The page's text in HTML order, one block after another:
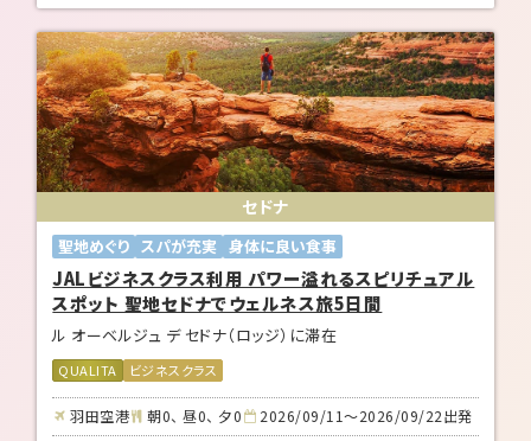
セドナ
聖地めぐり スパが充実 身体に良い食事
JALビジネスクラス利用 パワー溢れるスピリチュアル
スポット 聖地セドナでウェルネス旅5日間
ル オーベルジュ デ セドナ（ロッジ）に滞在
QUALITA ビジネスクラス
羽田空港 朝0、 昼0、 夕0 2026/09/11～2026/09/22出発